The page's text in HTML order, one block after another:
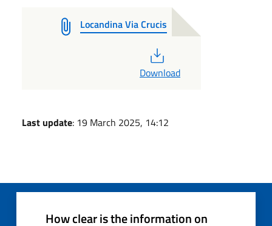
Locandina Via Crucis
Download
Last update: 19 March 2025, 14:12
How clear is the information on